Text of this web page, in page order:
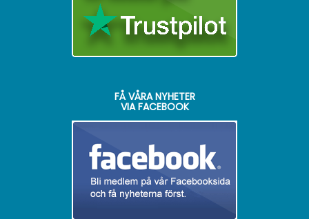
FÅ VÅRA NYHETER
VIA FACEBOOK